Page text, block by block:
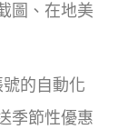
圖、在地美
的自動化
季節性優惠